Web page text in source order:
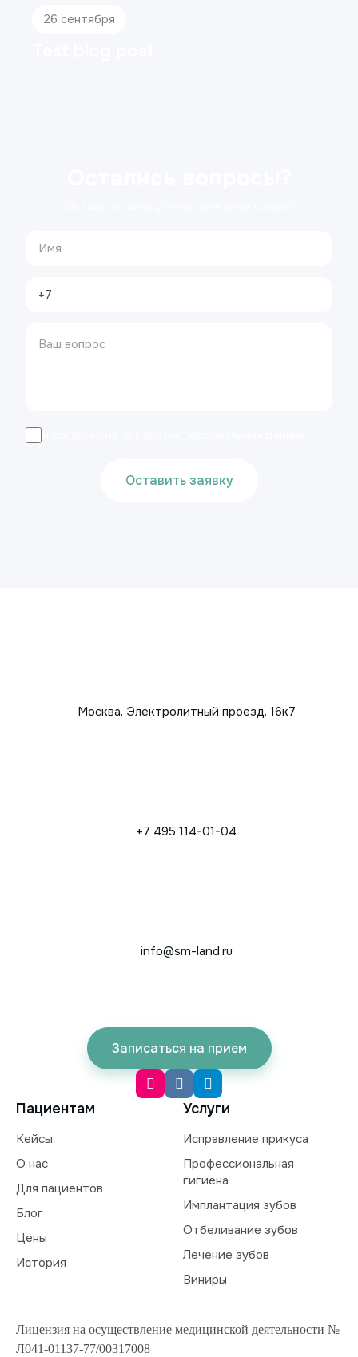
26 сентября
Оставить заявку
Москва, Электролитный проезд, 16к7
+7 495 114-01-04
info@sm-land.ru
Записаться на прием
Пациентам
Кейсы
О нас
Для пациентов
Блог
Цены
История
Услуги
Исправление прикуса
Профессиональная
гигиена
Имплантация зубов
Отбеливание зубов
Лечение зубов
Виниры
Лицензия на осуществление медицинской деятельности №
Л041-01137-77/00317008